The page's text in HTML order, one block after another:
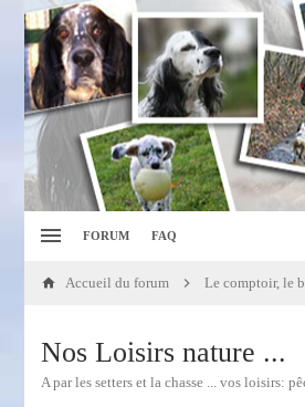
FORUM FAQ
Accueil du forum Le comptoir, le
Nos Loisirs nature ...
A par les setters et la chasse ... vos loisirs: